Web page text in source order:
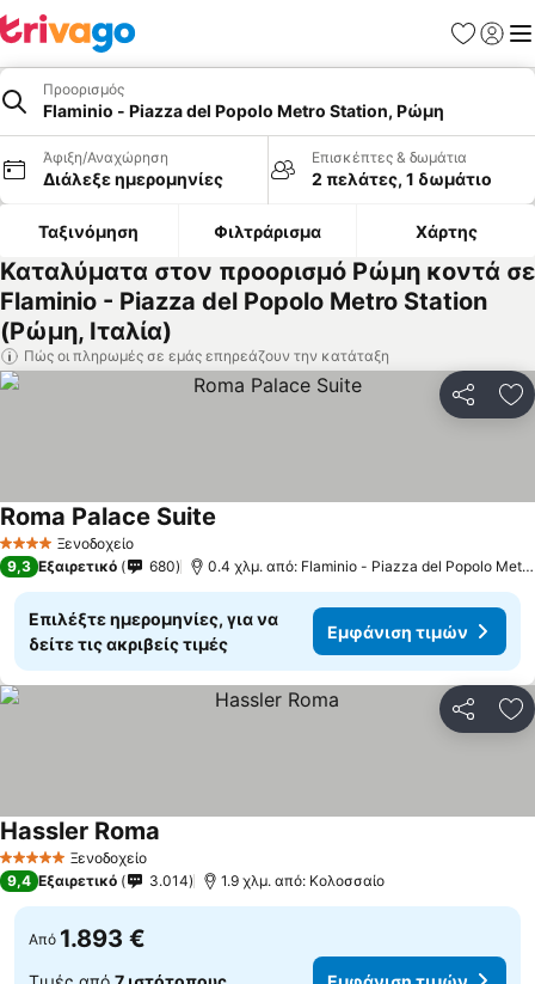
Προορισμός
Flaminio - Piazza del Popolo Metro Station, Ρώμη
Άφιξη/Αναχώρηση
Διάλεξε ημερομηνίες
Επισκέπτες & δωμάτια
2 πελάτες, 1 δωμάτιο
Ταξινόμηση Φιλτράρισμα Χάρτης
Καταλύματα στον προορισμό Ρώμη κοντά σε
Flaminio - Piazza del Popolo Metro Station
(Ρώμη, Ιταλία)
Πώς οι πληρωμές σε εμάς επηρεάζουν την κατάταξη
4 ΑστέριαΞενοδοχείο
Roma Palace Suite
9,3 Εξαιρετικό 680 0.4 χλμ. από: Flaminio - Piazza del Popolo
Επιλέξτε ημερομηνίες, για να
δείτε τις ακριβείς τιμές
Εμφάνιση τιμών
5 Αστέρια Ξενοδοχείο
Hassler Roma
9,4 Εξαιρετικό 3.014 1.9 χλμ. από: Κολοσσαίο
Από 1.893 €